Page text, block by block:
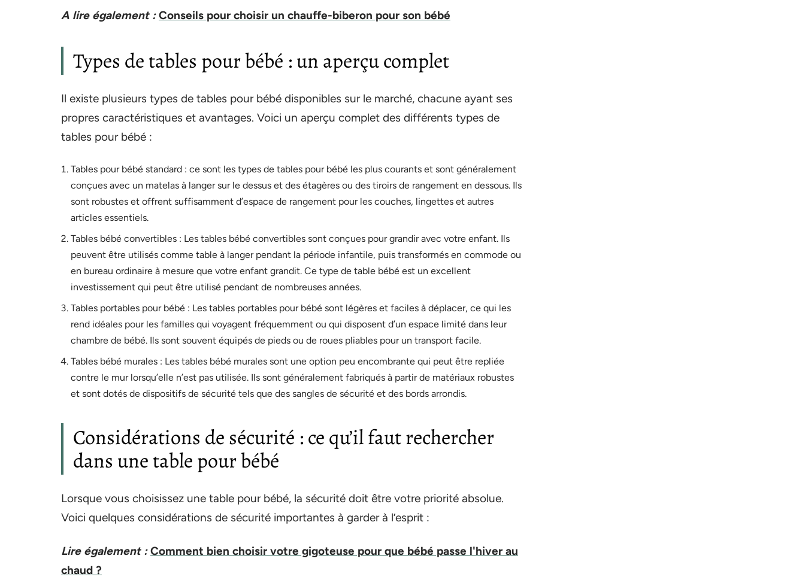
A lire également : Conseils pour choisir un chauffe-biberon pour son bébé
Types de tables pour bébé : un aperçu complet
Il existe plusieurs types de tables pour bébé disponibles sur le marché, chacune ayant ses
propres caractéristiques et avantages. Voici un aperçu complet des différents types de
tables pour bébé :
Tables pour bébé standard : ce sont les types de tables pour bébé les plus courants et sont généralement
conçues avec un matelas à langer sur le dessus et des étagères ou des tiroirs de rangement en dessous. Ils
sont robustes et offrent suffisamment d’espace de rangement pour les couches, lingettes et autres
articles essentiels.
Tables bébé convertibles : Les tables bébé convertibles sont conçues pour grandir avec votre enfant. Ils
peuvent être utilisés comme table à langer pendant la période infantile, puis transformés en commode ou
en bureau ordinaire à mesure que votre enfant grandit. Ce type de table bébé est un excellent
investissement qui peut être utilisé pendant de nombreuses années.
Tables portables pour bébé : Les tables portables pour bébé sont légères et faciles à déplacer, ce qui les
rend idéales pour les familles qui voyagent fréquemment ou qui disposent d’un espace limité dans leur
chambre de bébé. Ils sont souvent équipés de pieds ou de roues pliables pour un transport facile.
Tables bébé murales : Les tables bébé murales sont une option peu encombrante qui peut être repliée
contre le mur lorsqu’elle n’est pas utilisée. Ils sont généralement fabriqués à partir de matériaux robustes
et sont dotés de dispositifs de sécurité tels que des sangles de sécurité et des bords arrondis.
Considérations de sécurité : ce qu’il faut rechercher
dans une table pour bébé
Lorsque vous choisissez une table pour bébé, la sécurité doit être votre priorité absolue.
Voici quelques considérations de sécurité importantes à garder à l’esprit :
Lire également : Comment bien choisir votre gigoteuse pour que bébé passe l'hiver au
chaud ?